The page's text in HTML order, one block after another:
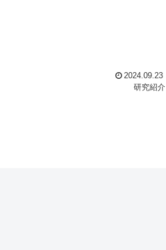
2024.09.23
研究紹介